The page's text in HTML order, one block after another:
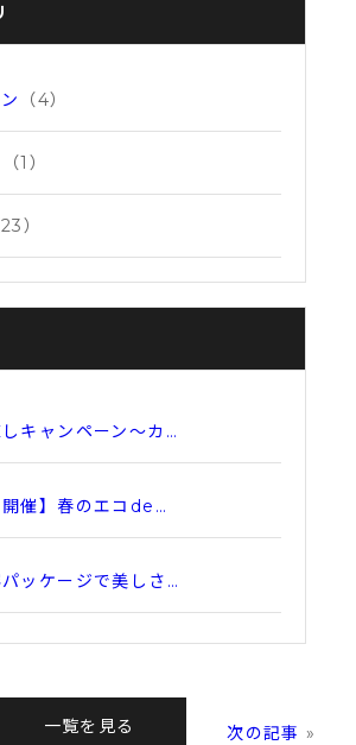
（4）
（1）
23）
キャンペーン～カ…
開催】春のエコde…
ッケージで美しさ…
一覧を見る 次の記事 »